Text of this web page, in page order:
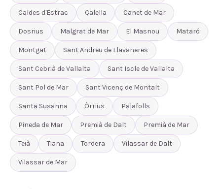
Caldes d'Estrac Calella Canet de Mar
Dosrius Malgrat de Mar El Masnou Mataró
Montgat Sant Andreu de Llavaneres
Sant Cebrià de Vallalta Sant Iscle de Vallalta
Sant Pol de Mar Sant Vicenç de Montalt
Santa Susanna Òrrius Palafolls
Pineda de Mar Premià de Dalt Premià de Mar
Teià Tiana Tordera Vilassar de Dalt
Vilassar de Mar